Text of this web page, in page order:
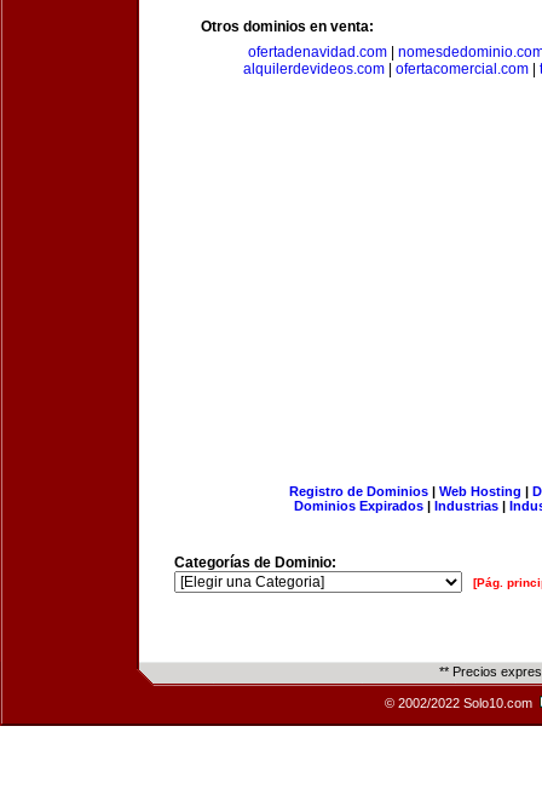
Otros dominios en venta:
ofertadenavidad.com|
alquilerdevideos.com
ofertacomercial.com
Registro de Dominios| Web Hosting |
Dominios Expirados | Industrias |
Categorías de Dominio:
[Pág.
** Precios
© 2002/2022 Solo10.com